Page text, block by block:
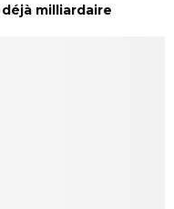
milliardaire